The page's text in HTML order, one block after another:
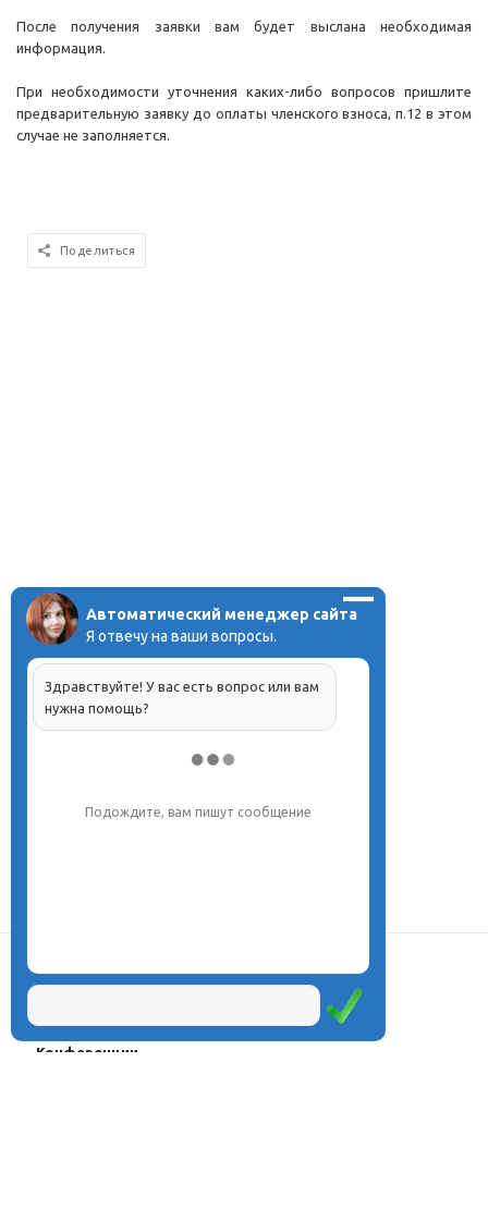
После получения заявки вам будет выслана необходимая
информация.
При необходимости уточнения каких-либо вопросов пришлите
предварительную заявку до оплаты членского взноса, п.12 в этом
случае не заполняется.
Поделиться
Проекты
Олимпиады
Конферeнции
Автоматический менеджер сайта
Я отвечу на ваши вопросы.
Здравствуйте! У вас есть вопрос или вам
нужна помощь?
Напишите, что вас интересует, и мы вам